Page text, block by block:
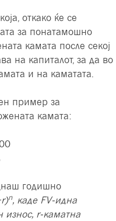
откако ќе се
за понатамошно
камата после секој
на капиталот, за да во
и на каматата.
пример за
камата:
годишно
n, каде FV-идна
износ, r-каматна